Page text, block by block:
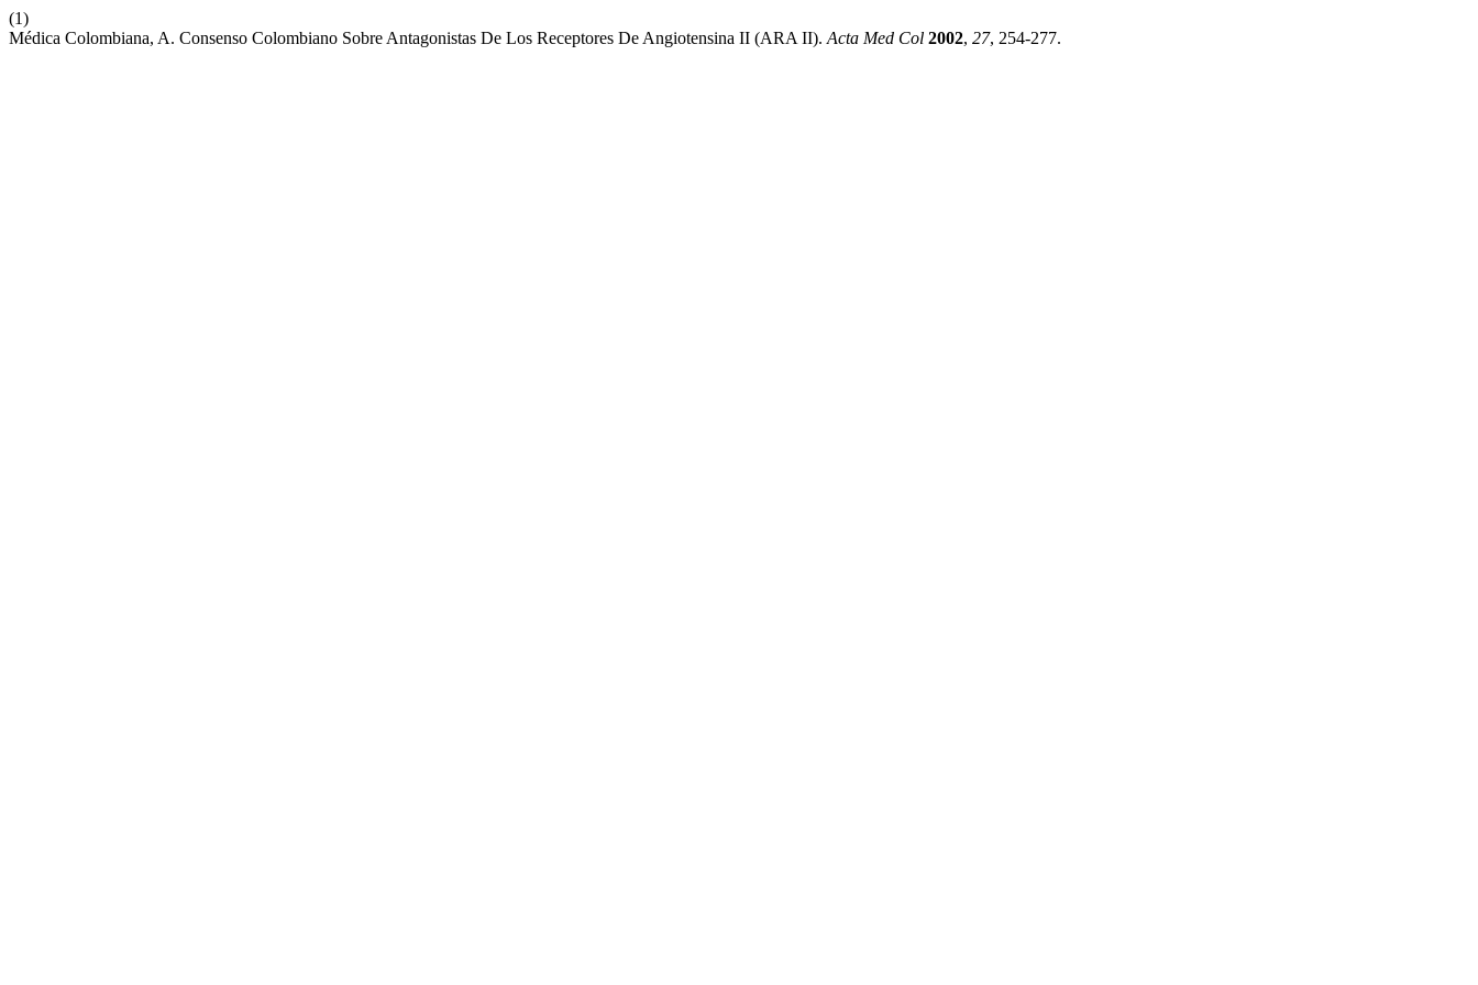
(1)
Médica Colombiana, A. Consenso Colombiano Sobre Antagonistas De Los Receptores De Angiotensina II (ARA II). Acta Med Col 2002, 27, 254-277.